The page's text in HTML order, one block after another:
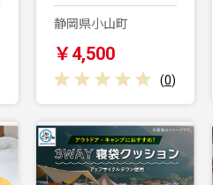
静岡県小山町
￥4,500
(0)